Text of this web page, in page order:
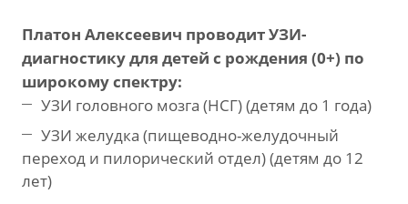
Платон Алексеевич проводит УЗИ-
диагностику для детей с рождения (0+) по
широкому спектру:
УЗИ головного мозга (НСГ) (детям до 1 года)
УЗИ желудка (пищеводно-желудочный
переход и пилорический отдел) (детям до 12
лет)